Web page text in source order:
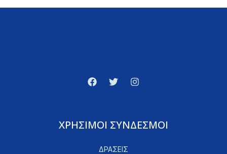
ΧΡΗΣΙΜΟΙ ΣΥΝΔΕΣΜΟΙ
ΔΡΑΣΕΙΣ